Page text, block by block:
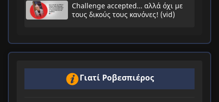
Challenge accepted… αλλά όχι με
τους δικούς τους κανόνες! (vid)
Γιατί Ροβεσπιέρος